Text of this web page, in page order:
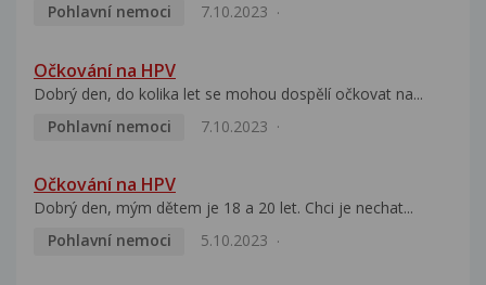
Pohlavní nemoci
7.10.2023
Očkování na HPV
Dobrý den, do kolika let se mohou dospělí očkovat na...
Pohlavní nemoci
7.10.2023
Očkování na HPV
Dobrý den, mým dětem je 18 a 20 let. Chci je nechat...
Pohlavní nemoci
5.10.2023